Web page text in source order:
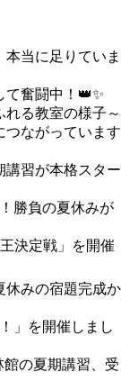
本当に足りていま
て奮闘中！👑✨
れる教室の様子～
つながっています
講習が本格スター
勝負の夏休みが
決定戦」を開催
休みの宿題完成か
」を開催しまし
館の夏期講習、受